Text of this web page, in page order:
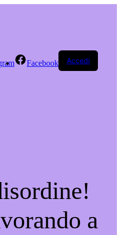
Facebook Accedi
a